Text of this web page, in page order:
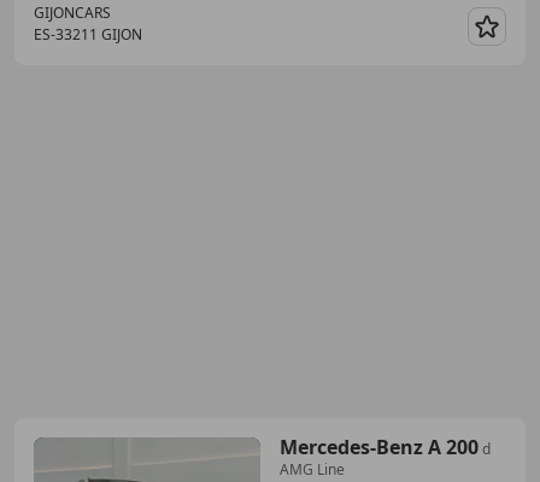
GIJONCARS
ES-33211 GIJON
Mercedes-Benz A 200d
AMG Line